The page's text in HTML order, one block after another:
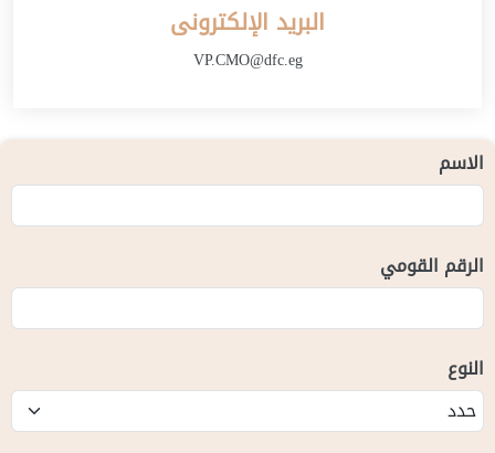
البريد الإلكترونى
VP.CMO@dfc.eg
الاسم
الرقم القومي
النوع